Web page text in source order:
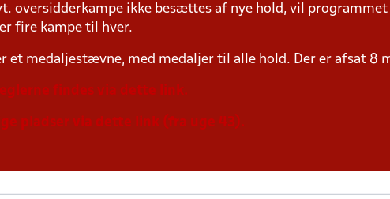
oversidderkampe ikke besættes af nye hold, vil
fire kampe til hver.
et medaljestævne, med medaljer til alle hold. Der er afsat 8
findes via dette link.
pladser via dette link (fra uge 43).